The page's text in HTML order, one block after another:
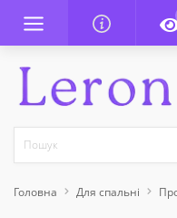
Головна Для спальні